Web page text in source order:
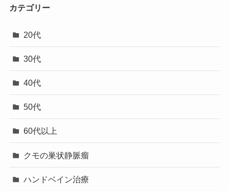
カテゴリー
20代
30代
40代
50代
60代以上
クモの巣状静脈瘤
ハンドベイン治療